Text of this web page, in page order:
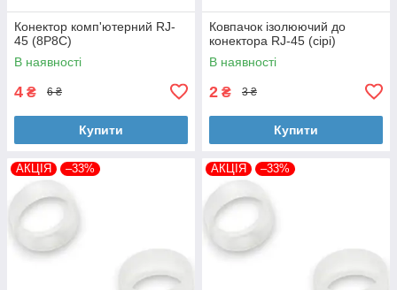
Конектор комп'ютерний RJ-
45 (8P8C)
В наявності
4 ₴ 6 ₴
Купити
Ковпачок ізолюючий до
конектора RJ-45 (сірі)
В наявності
2 ₴ 3 ₴
Купити
АКЦІЯ –33% АКЦІЯ –33%